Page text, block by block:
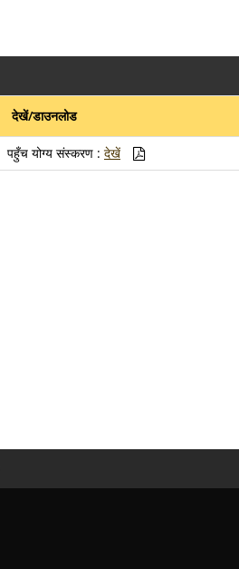
देखें/डाउनलोड
पहुँच योग्य संस्करण : देखें